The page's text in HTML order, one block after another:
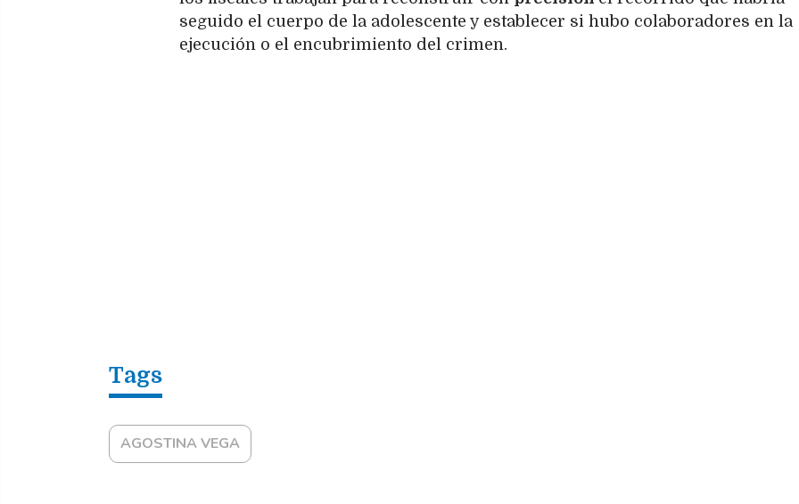
seguido el cuerpo de la adolescente y establecer si hubo colaboradores en la
ejecución o el encubrimiento del crimen.
AGOSTINA VEGA